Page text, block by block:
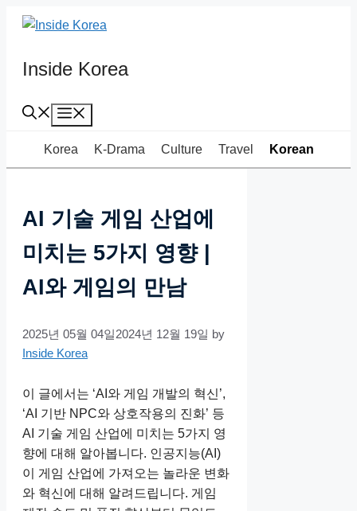
Skip
Inside Korea
Korea K-Drama Culture Travel Korean
AI 기술 게임 산업에
미치는 5가지 영향 |
AI와 게임의 만남
2025년 05월 04일2024년 12월 19일 by
Inside Korea
이 글에서는 ‘AI와 게임 개발의 혁신’,
‘AI 기반 NPC와 상호작용의 진화’ 등
AI 기술 게임 산업에 미치는 5가지 영
향에 대해 알아봅니다. 인공지능(AI)
이 게임 산업에 가져오는 놀라운 변화
와 혁신에 대해 알려드립니다. 게임